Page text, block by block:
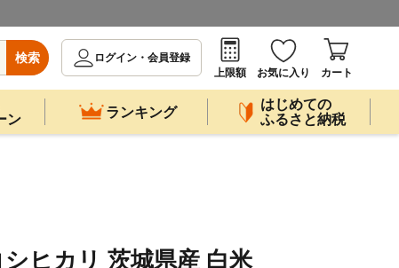
検索
ログイン・会員登録
上限額
お気に入り カート
ン
ランキング
はじめての
ふるさと納税
シヒカリ 茨城県産 白米